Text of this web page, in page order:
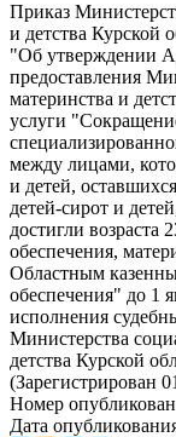
Приказ
и детства Курской
"Об утверждении
предоставления
материнства и
услуги
между лицами,
и детей,
детей-сирот и
достигли возраста
обеспечения,
Областным
обеспечения" до 1
исполнения
Министерства
детства Курской
(Зарегистрирован
Номер
Дата